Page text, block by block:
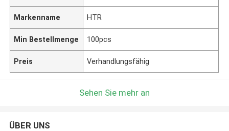
Markenname HTR
Min Bestellmenge 100pcs
Preis Verhandlungsfähig
Sehen Sie mehr an
ÜBER UNS